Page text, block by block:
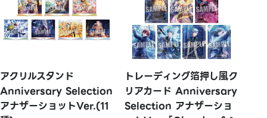
アクリルスタンド
Anniversary Selection
アナザーショットVer.(11
トレーディング箔押し風ク
リアカード Anniversary
Selection アナザーショ